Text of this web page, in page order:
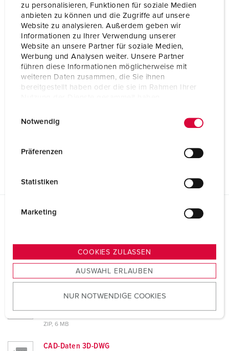
zu personalisieren, Funktionen für soziale Medien
anbieten zu können und die Zugriffe auf unsere
Website zu analysieren. Außerdem geben wir
Informationen zu Ihrer Verwendung unserer
Website an unsere Partner für soziale Medien,
Werbung und Analysen weiter. Unsere Partner
führen diese Informationen möglicherweise mit
weiteren Daten zusammen, die Sie ihnen
bereitgestellt haben oder die sie im Rahmen Ihrer
s
u
w
a
Notwendig
Präferenzen
Statistiken
Marketing
COOKIES ZULASSEN
AUSWAHL ERLAUBEN
NUR NOTWENDIGE COOKIES
Produktinfoblatt
AMAXX® Steckdosenkombination mit FI Typ A
PDF, 179 KB
CAD-Daten STP
ZIP, 6 MB
CAD-Daten 3D-DWG